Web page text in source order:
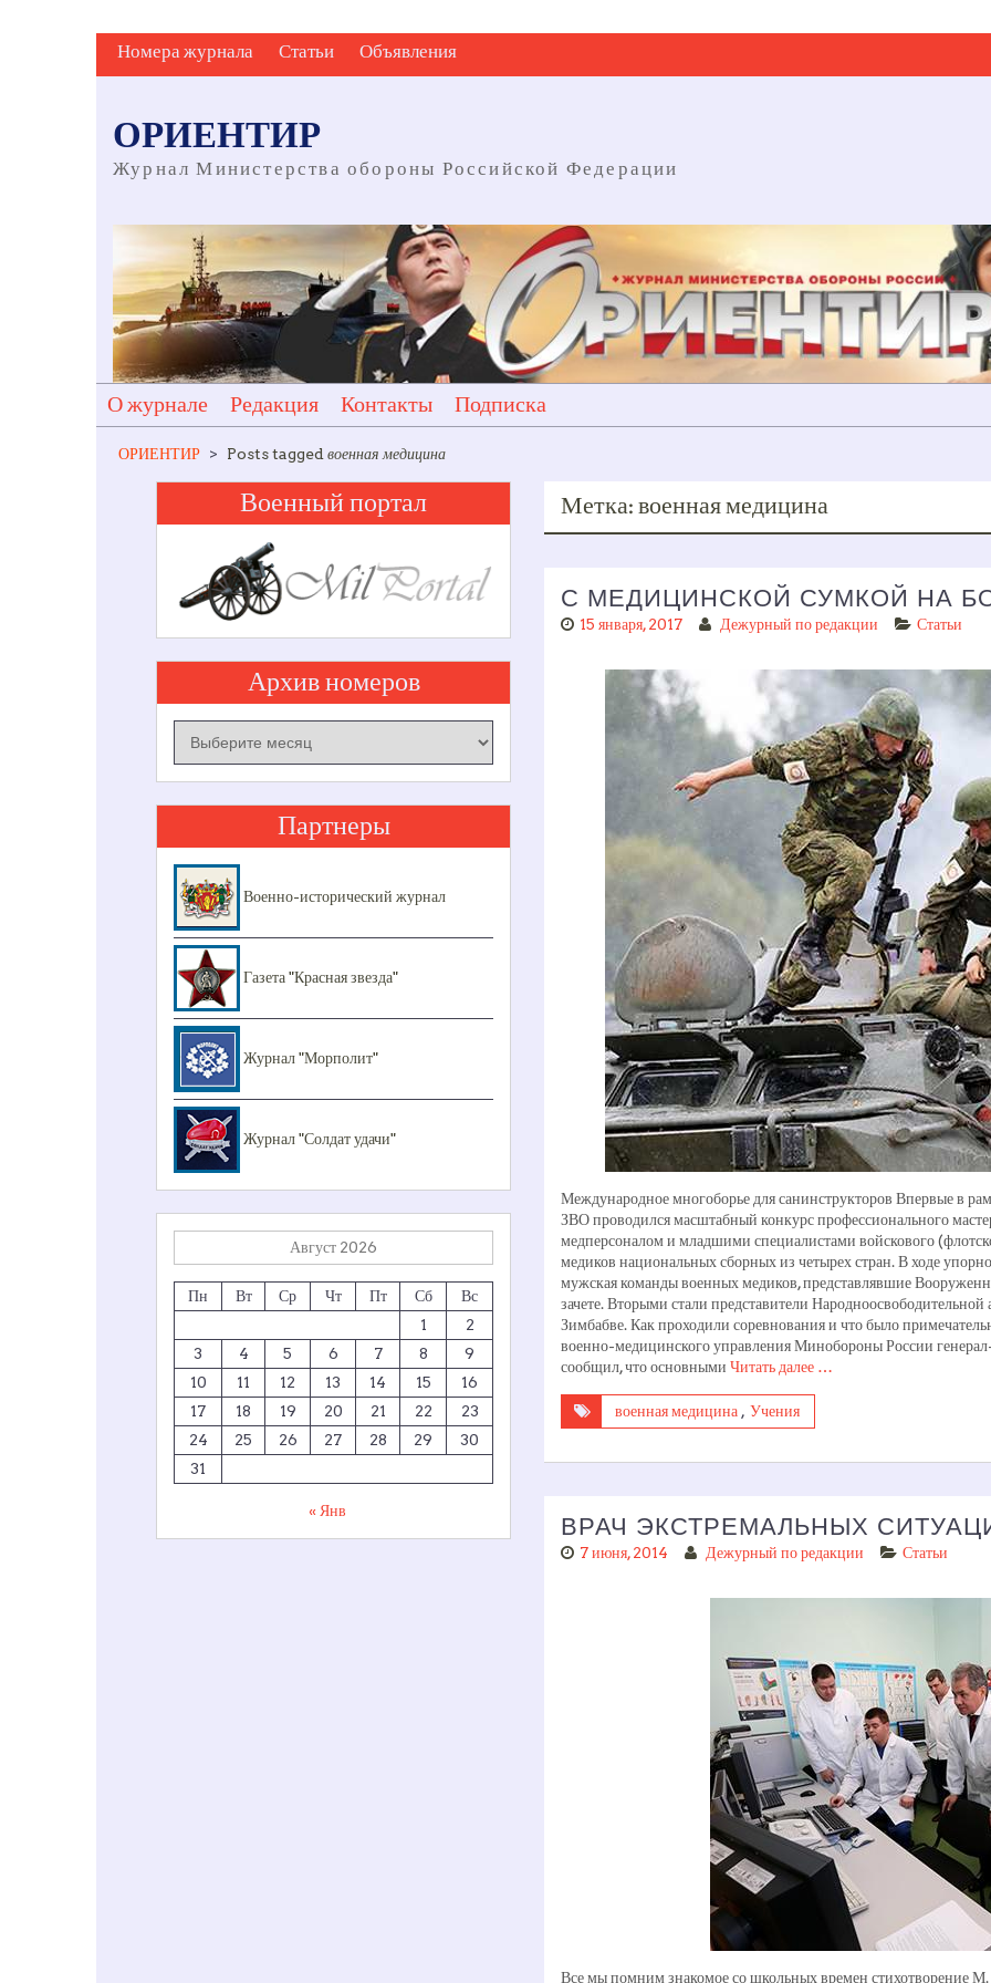
Skip
to
Номера журнала Статьи Объявления
ОРИЕНТИР
Журнал Министерства обороны Российской Федерации
О журнале Редакция Контакты Подписка
ОРИЕНТИР > Posts tagged военная медицина
Метка: военная медицина
С МЕДИЦИНСКОЙ СУМКОЙ НА
15 января, 2017 Дежурный по редакции Статьи
Международное многоборье для санинструкторов Впервые в
ЗВО проводился масштабный конкурс профессионального
медперсоналом и младшими специалистами войскового
медиков национальных сборных из четырех стран. В ходе
мужская команды военных медиков, представлявшие
зачете. Вторыми стали представители
Зимбабве. Как проходили соревнования и что было
военно­-медицинского управления Минобороны России
сообщил, что основными Читать далее …
военная медицина , Учения
ВРАЧ ЭКСТРЕМАЛЬНЫХ
7 июня, 2014 Дежурный по редакции Статьи
Все мы помним знакомое со школьных времен стихотворение
Военный портал
Архив номеров
номеров
Партнеры
Военно-исторический журнал
Газета "Красная звезда"
Журнал "Морполит"
Журнал "Солдат удачи"
Август 2026
Пн Вт Ср Чт Пт Сб
Вс
1
2
3
4 5 6 7 8
9
10
11 12 13 14 15
16
17
18 19 20 21 22
23
24
25 26 27 28 29
30
31
« Янв